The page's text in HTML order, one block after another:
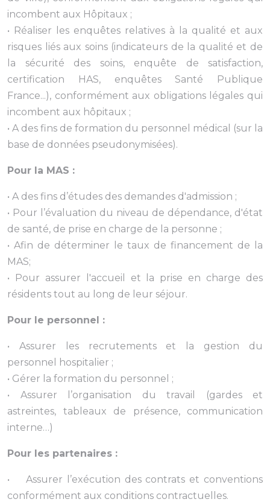
incombent aux Hôpitaux ;
• Réaliser les enquêtes relatives à la qualité et aux
risques liés aux soins (indicateurs de la qualité et de
la sécurité des soins, enquête de satisfaction,
certification HAS, enquêtes Santé Publique
France...), conformément aux obligations légales qui
incombent aux hôpitaux ;
• A des fins de formation du personnel médical (sur la
base de données pseudonymisées).
Pour la MAS :
• A des fins d’études des demandes d'admission ;
• Pour l’évaluation du niveau de dépendance, d'état
de santé, de prise en charge de la personne ;
• Afin de déterminer le taux de financement de la
MAS;
• Pour assurer l'accueil et la prise en charge des
résidents tout au long de leur séjour.
Pour le personnel :
• Assurer les recrutements et la gestion du
personnel hospitalier ;
• Gérer la formation du personnel ;
• Assurer l’organisation du travail (gardes et
astreintes, tableaux de présence, communication
interne…)
Pour les partenaires :
• Assurer l’exécution des contrats et conventions
conformément aux conditions contractuelles.